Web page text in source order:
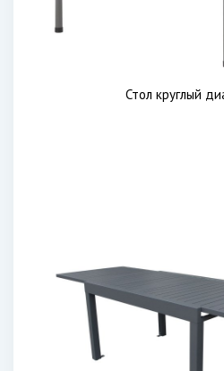
Стол круглый